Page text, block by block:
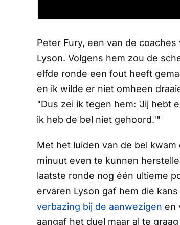
Peter Fury, een van de
Lyson. Volgens hem zou de
elfde ronde een fout heeft
en ik wilde er niet omheen
"Dus zei ik tegen hem: 'Jij hebt
ik heb de bel niet gehoord.'"
Met het luiden van de bel
minuut even te kunnen
laatste ronde nog één ultieme
ervaren Lyson gaf hem die
verbazing bij de aanwezigen en
aangaf het duel maar al te